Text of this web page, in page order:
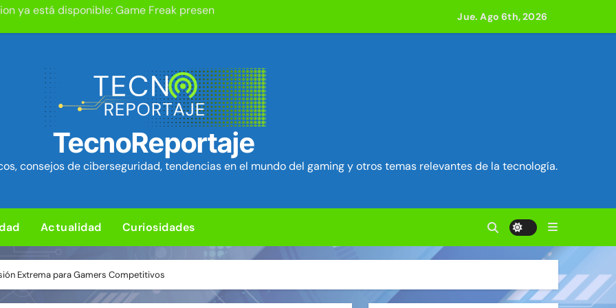
Security Project ~ Segu-Info
para sorprender con pocos ingredientes
ciberataques que interrumpen los servicios de agua en Estados Unidos ~ Segu-Info
84 fallos en los núcleos 4G y 5G, incluido un fallo de secuestro de sesión ~ Segu-Info
hardware de Coldcard permite robar ~1.400 btc ~ Segu-Info
corrigen 1.442 fallos, más que las 23 actualizaciones anteriores juntas ~ Segu-Info
en el kernel de Linux (OVSwrap) con exploit activo afecta 800 compilaciones
Jue. Ago 6th, 2026
TecnoReportaje
consejos de ciberseguridad, tendencias en el mundo del gaming y otros temas relevantes de la tecnología.
Actualidad Curiosidades
Extrema para Gamers Competitivos